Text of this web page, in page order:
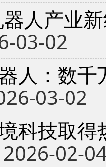
人产业
03-02
人：数
03-02
科技取
2026-02-